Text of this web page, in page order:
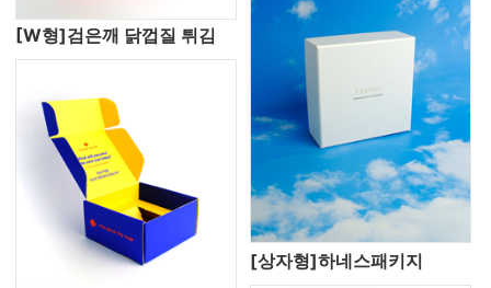
[W형]검은깨 닭껍질 튀김
[상자형]하네스패키지